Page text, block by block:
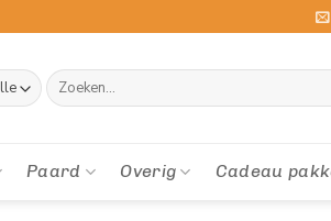
Zoeken
naar:
Paard Overig Cadeau